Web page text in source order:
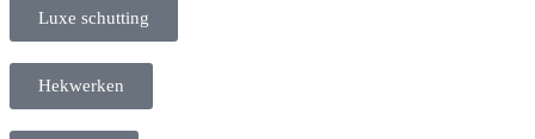
Luxe schutting
Hekwerken